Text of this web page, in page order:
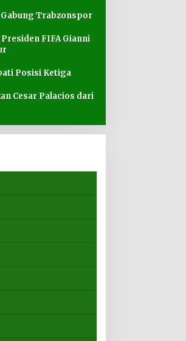
Gabung Trabzonspor
FIFA Gianni
Posisi Ketiga
Cesar Palacios dari